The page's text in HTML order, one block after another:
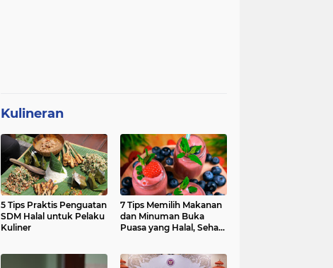
Kulineran
5 Tips Praktis Penguatan
SDM Halal untuk Pelaku
Kuliner
7 Tips Memilih Makanan
dan Minuman Buka
Puasa yang Halal, Sehat,